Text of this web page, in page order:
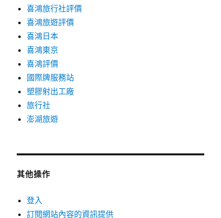
喜鴻旅行社評價
喜鴻旅遊評價
喜鴻日本
喜鴻東京
喜鴻評價
國際牌服務站
塑膠射出工廠
旅行社
澎湖旅遊
其他操作
登入
訂閱網站內容的資訊提供